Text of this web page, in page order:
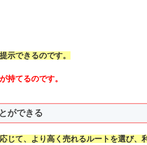
示できるのです。
持てるのです。
ができる
じて、より高く売れるルートを選び、